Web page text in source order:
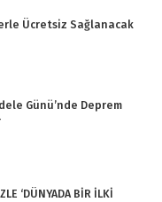
Ücretsiz Sağlanacak
Günü’nde Deprem
‘DÜNYADA BİR İLKİ